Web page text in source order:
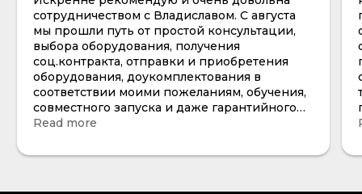
сотрудничеством с Владиславом. С августа
мы прошли путь от простой консультации,
выбора оборудования, получения
соц.контракта, отправки и приобретения
оборудования, доукомплектования в
соответствии моими пожеланиям, обучения,
совместного запуска и даже гарантийного
случая , тк не сразу увидела трещину на
отработано четко и я смело рекомендую и
Read more